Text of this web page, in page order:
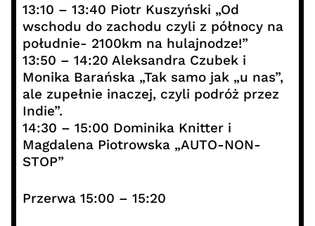
13:10 – 13:40 Piotr Kuszyński „Od
wschodu do zachodu czyli z północy na
południe- 2100km na hulajnodze!”
13:50 – 14:20 Aleksandra Czubek i
Monika Barańska „Tak samo jak „u nas”,
ale zupełnie inaczej, czyli podróż przez
Indie”.
14:30 – 15:00 Dominika Knitter i
Magdalena Piotrowska „AUTO-NON-
STOP”
Przerwa 15:00 – 15:20